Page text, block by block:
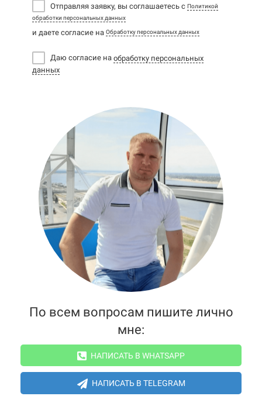
Отправляя заявку, вы соглашаетесь с Политикой
обработки персональных данных
и даете согласие на Обработку персональных данных
Даю согласие на обработку персональных
данных
По всем вопросам пишите лично
мне:
НАПИСАТЬ В WHATSAPP
НАПИСАТЬ В TELEGRAM